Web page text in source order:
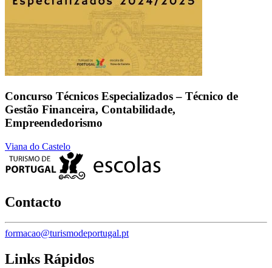
Concurso Técnicos Especializados – Técnico de
Gestão Financeira, Contabilidade,
Empreendedorismo
Viana do Castelo
Contacto
formacao@turismodeportugal.pt
Links Rápidos